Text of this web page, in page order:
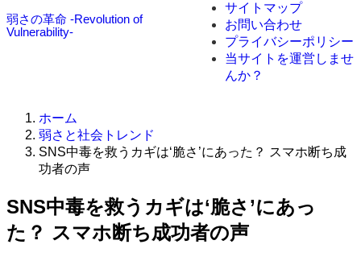
弱さの革命 -Revolution of
Vulnerability-
サイトマップ
お問い合わせ
プライバシーポリシー
当サイトを運営しませ
んか？
ホーム
弱さと社会トレンド
SNS中毒を救うカギは‘脆さ’にあった？ スマホ断ち成
功者の声
SNS中毒を救うカギは‘脆さ’にあっ
た？ スマホ断ち成功者の声